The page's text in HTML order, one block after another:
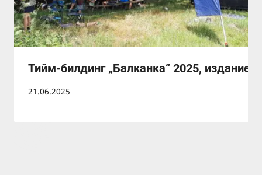
Тийм-билдинг „Балканка“ 2025, издание
21.06.2025